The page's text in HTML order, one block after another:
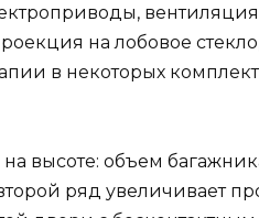
на лобовое
в некоторых
высоте: объем
ряд увеличивает